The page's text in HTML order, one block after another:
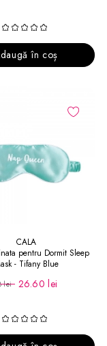
în coș
CALA
pentru Dormit Sleep
- Tifany Blue
lei 26.60 lei